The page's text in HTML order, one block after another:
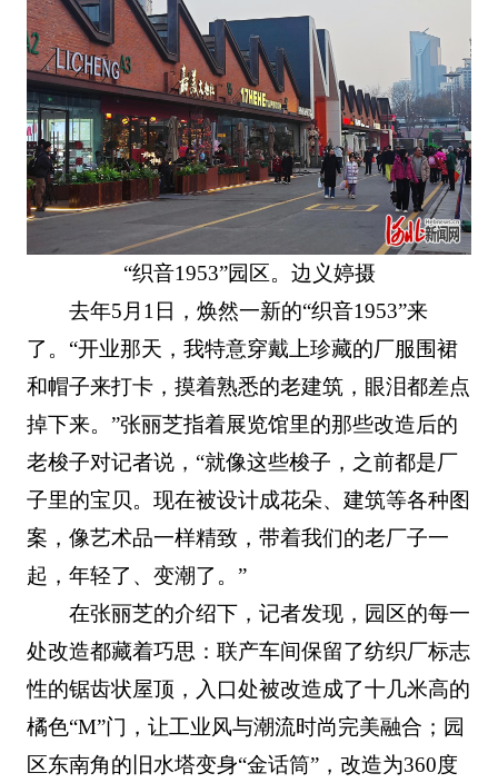
“织音1953”园区。边义婷摄
去年5月1日，焕然一新的“织音1953”来
了。“开业那天，我特意穿戴上珍藏的厂服围裙
和帽子来打卡，摸着熟悉的老建筑，眼泪都差点
掉下来。”张丽芝指着展览馆里的那些改造后的
老梭子对记者说，“就像这些梭子，之前都是厂
子里的宝贝。现在被设计成花朵、建筑等各种图
案，像艺术品一样精致，带着我们的老厂子一
起，年轻了、变潮了。”
在张丽芝的介绍下，记者发现，园区的每一
处改造都藏着巧思：联产车间保留了纺织厂标志
性的锯齿状屋顶，入口处被改造成了十几米高的
橘色“M”门，让工业风与潮流时尚完美融合；园
区东南角的旧水塔变身“金话筒”，改造为360度